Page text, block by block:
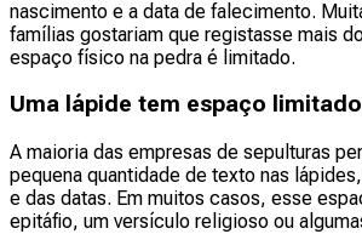
nascimento e a data de falecimento.
famílias gostariam que registasse mais
espaço físico na pedra é limitado.
Uma lápide tem espaço limitado
A maioria das empresas de sepulturas
pequena quantidade de texto nas
e das datas. Em muitos casos, esse
epitáfio, um versículo religioso ou